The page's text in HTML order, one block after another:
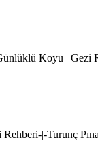
Koyu | Gezi
|-Turunç